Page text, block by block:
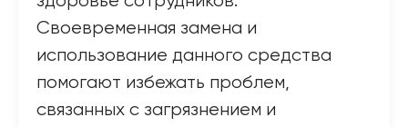
Своевременная замена и
использование данного средства
помогают избежать проблем,
связанных с загрязнением и